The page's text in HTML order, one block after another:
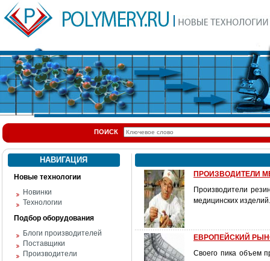
ПОИСК
НАВИГАЦИЯ
Новые технологии
Новинки
Технологии
Подбор оборудования
Блоги производителей
Поставщики
Производители
ПРОИЗВОДИТЕЛИ
Производители
медицинских изделий.
ЕВРОПЕЙСКИЙ
Своего пика объем